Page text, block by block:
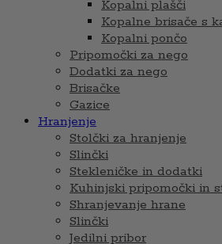
Kopalni plašči
Kopalne brisače s
Kopalni pončo
Pripomočki za nego
Dodatki za nego
Brisačke
Gazice
Hranjenje
Stolčki za hranjenje
Slinčki
Stekleničke in dodatki
Kuhinjski pripomočki in
Shranjevanje hrane
Slinčki
Jedilni pribor